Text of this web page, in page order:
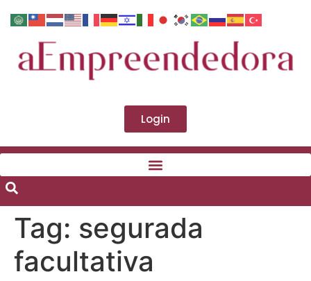
Login
Tag: segurada
facultativa